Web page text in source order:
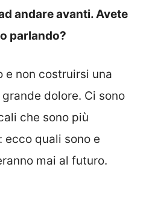
andare avanti. Avete
parlando?
e non costruirsi una
dolore. Ci sono
che sono più
quali sono e
mai al futuro.